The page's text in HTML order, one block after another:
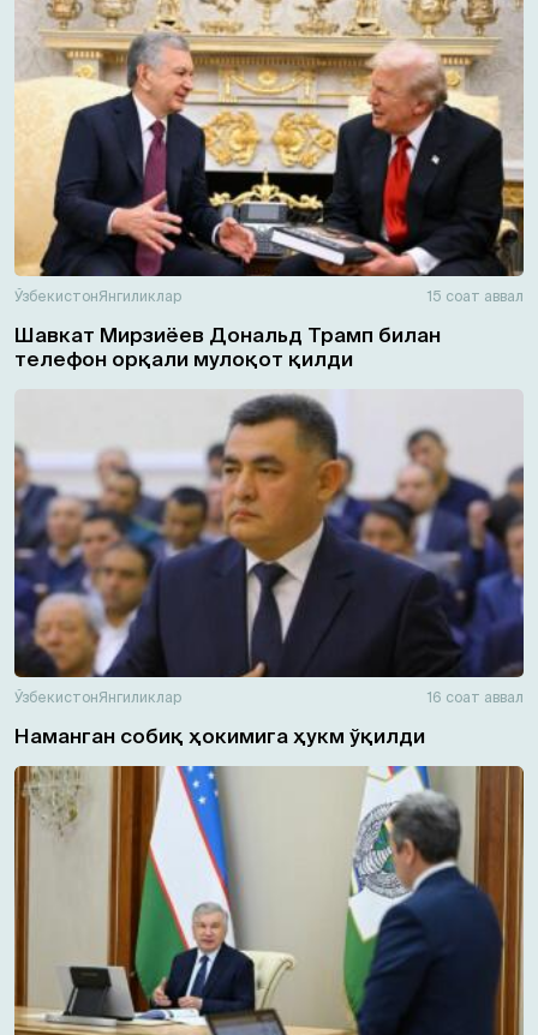
ЎзбекистонЯнгиликлар 15 соат аввал
Шавкат Мирзиёев Дональд Трамп билан
телефон орқали мулоқот қилди
ЎзбекистонЯнгиликлар 16 соат аввал
Наманган собиқ ҳокимига ҳукм ўқилди